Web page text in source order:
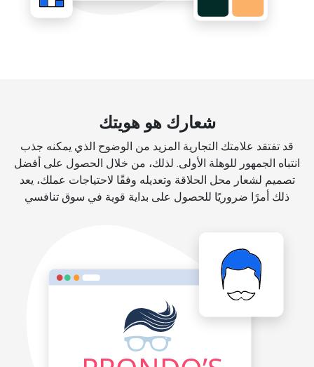
شعارك هو هويتك
قد تفتقد علامتك التجارية المزيد من الوضوح الذي يمكنه جذب
انتباه الجمهور للوهلة الأولى. لذلك، من خلال الحصول على أفضل
تصميم لشعار محل الحلاقة وتعديله وفقًا لاحتياجات عملك، يعد
ذلك أمرًا ضروريًا للحصول على بداية قوية في سوق تنافسي